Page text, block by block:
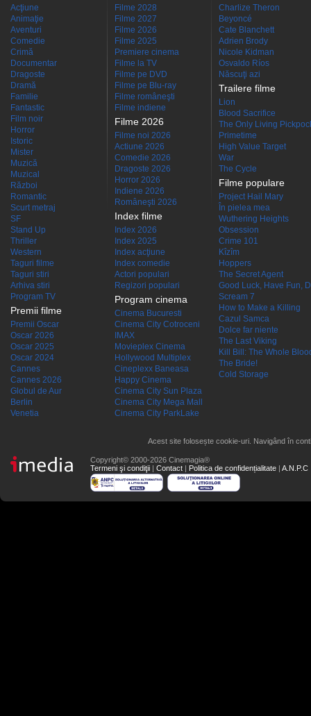
Acţiune
Animaţie
Aventuri
Comedie
Crimă
Documentar
Dragoste
Dramă
Familie
Fantastic
Film noir
Horror
Istoric
Mister
Muzică
Muzical
Război
Romantic
Scurt metraj
SF
Stand Up
Thriller
Western
Taguri filme
Taguri stiri
Arhiva stiri
Program TV
Premii filme
Premii Oscar
Oscar 2026
Oscar 2025
Oscar 2024
Cannes
Cannes 2026
Globul de Aur
Berlin
Venetia
Filme 2028
Filme 2027
Filme 2026
Filme 2025
Premiere cinema
Filme la TV
Filme pe DVD
Filme pe Blu-ray
Filme româneşti
Filme indiene
Filme 2026
Filme noi 2026
Actiune 2026
Comedie 2026
Dragoste 2026
Horror 2026
Indiene 2026
Româneşti 2026
Index filme
Index 2026
Index 2025
Index acţiune
Index comedie
Actori populari
Regizori populari
Program cinema
Cinema Bucuresti
Cinema City Cotroceni
IMAX
Movieplex Cinema
Hollywood Multiplex
Cineplexx Baneasa
Happy Cinema
Cinema City Sun Plaza
Cinema City Mega Mall
Cinema City ParkLake
Charlize Theron
Beyoncé
Cate Blanchett
Adrien Brody
Nicole Kidman
Osvaldo Ríos
Născuţi azi
Trailere filme
Lion
Blood Sacrifice
The Only Living
Primetime
High Value Target
War
The Cycle
Filme populare
Project Hail Mary
În pielea mea
Wuthering Heights
Obsession
Crime 101
Kîzîm
Hoppers
The Secret Agent
Good Luck, Have Fun,
Scream 7
How to Make a Killing
Cazul Samca
Dolce far niente
The Last Viking
Kill Bill: The Whole
The Bride!
Cold Storage
Acest site folosește cookie-uri. Navigând în
Copyright© 2000-2026 Cinemagia®
Termeni şi condiţii | Contact | Politica de confidențialitate | A.N.P.C